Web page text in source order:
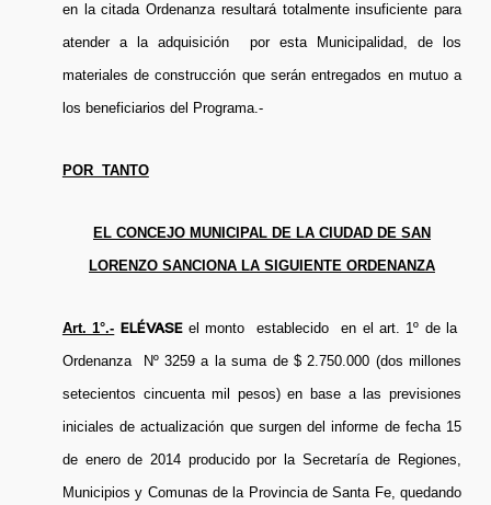
en la citada Ordenanza resultará totalmente insuficiente para
atender a la adquisición por esta Municipalidad, de los
materiales de construcción que serán entregados en mutuo a
los beneficiarios del Programa.-
POR TANTO
EL CONCEJO MUNICIPAL DE LA CIUDAD DE SAN
LORENZO SANCIONA LA SIGUIENTE ORDENANZA
Art. 1°.- ELÉVASEel monto establecido en el art. 1º de la
Ordenanza Nº 3259 a la suma de $ 2.750.000 (dos millones
setecientos cincuenta mil pesos) en base a las previsiones
iniciales de actualización que surgen del informe de fecha 15
de enero de 2014 producido por la Secretaría de Regiones,
Municipios y Comunas de la Provincia de Santa Fe, quedando